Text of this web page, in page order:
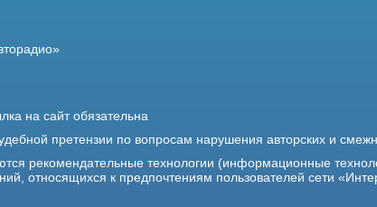
на сайт обязательна
претензии по вопросам нарушения авторских и
рекомендательные технологии (информационные
относящихся к предпочтениям пользователей сети